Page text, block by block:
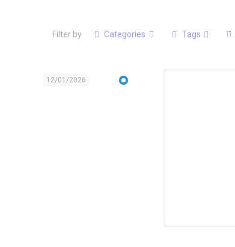
Filter by Categories Tags
12/01/2026